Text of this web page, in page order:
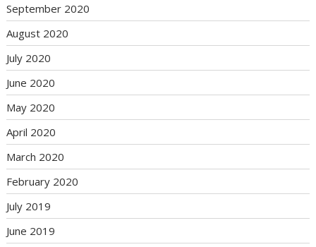
September 2020
August 2020
July 2020
June 2020
May 2020
April 2020
March 2020
February 2020
July 2019
June 2019